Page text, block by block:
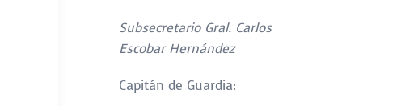
Subsecretario Gral. Carlos
Escobar Hernández
Capitán de Guardia: